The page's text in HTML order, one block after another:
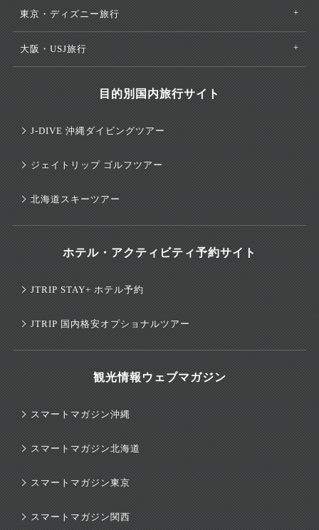
東京・ディズニー旅行
大阪・USJ旅行
目的別国内旅行サイト
J-DIVE 沖縄ダイビングツアー
ジェイトリップ ゴルフツアー
北海道スキーツアー
ホテル・アクティビティ予約サイト
JTRIP STAY+ ホテル予約
JTRIP 国内格安オプショナルツアー
観光情報ウェブマガジン
スマートマガジン沖縄
スマートマガジン北海道
スマートマガジン東京
スマートマガジン関西